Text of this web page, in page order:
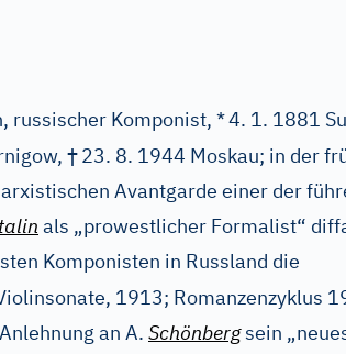
russischer Komponist, *4. 1. 1881
†23. 8. 1944 Moskau; in der
Avantgarde einer der
als „prowestlicher Formalist“
Komponisten in Russland die
1913; Romanzenzyklus
an A. Schönbergsein